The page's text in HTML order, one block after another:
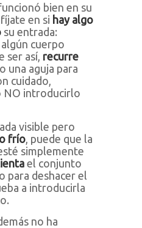
bien en su
en si hay algo
su entrada:
cuerpo
ser así, recurre
o una aguja para
cuidado,
NO introducirlo
visible pero
frío , puede que la
simplemente
el conjunto
para deshacer el
a introducirla
no ha